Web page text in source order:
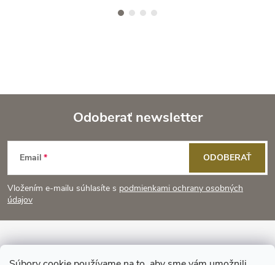
Z
á
p
ä
Odoberať newsletter
Email
Vložením e-mailu súhlasíte s podmienkami ochrany osobných
údajov
ODOBERAŤ
Informácie pre vás